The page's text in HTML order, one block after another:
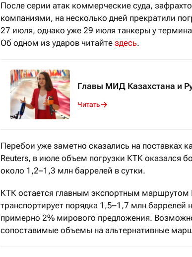
После серии атак коммерческие суда,
компаниями, на несколько дней прекратили
27 июля, однако уже 29 июля танкеры у
Об одном из ударов читайте здесь.
Главы МИД Казахстана и
Читать
Перебои уже заметно сказались на поставках
Reuters, в июле объем погрузки КТК оказался
около 1,2–1,3 млн баррелей в сутки.
КТК остается главным экспортным маршрутом
транспортирует порядка 1,5–1,7 млн баррелей
примерно 2% мирового предложения.
сопоставимые объемы на альтернативные